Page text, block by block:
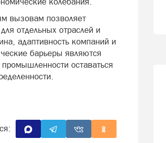
вызовам позволяет
отдельных отраслей и
адаптивность компаний и
барьеры являются
оставаться